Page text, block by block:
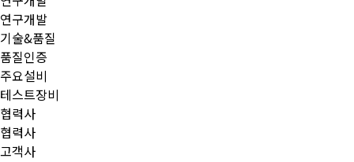
연구개발
기술&품질
품질인증
주요설비
테스트장비
협력사
협력사
고객사